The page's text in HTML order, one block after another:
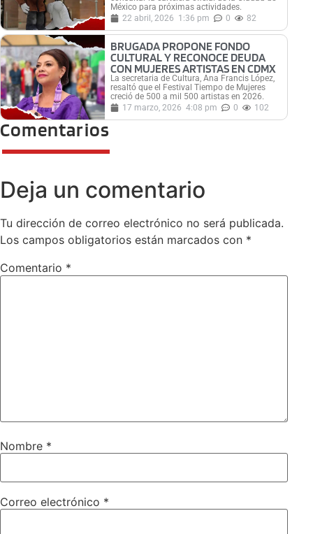
México para próximas actividades.
22 abril, 2026 1:36 pm 0 82
BRUGADA PROPONE FONDO
CULTURAL Y RECONOCE DEUDA
CON MUJERES ARTISTAS EN CDMX
La secretaria de Cultura, Ana Francis López,
resaltó que el Festival Tiempo de Mujeres
creció de 500 a mil 500 artistas en 2026.
17 marzo, 2026 4:08 pm 0 102
Comentarios
Deja un comentario
Tu dirección de correo electrónico no será publicada.
Los campos obligatorios están marcados con *
Comentario *
Nombre *
Correo electrónico *